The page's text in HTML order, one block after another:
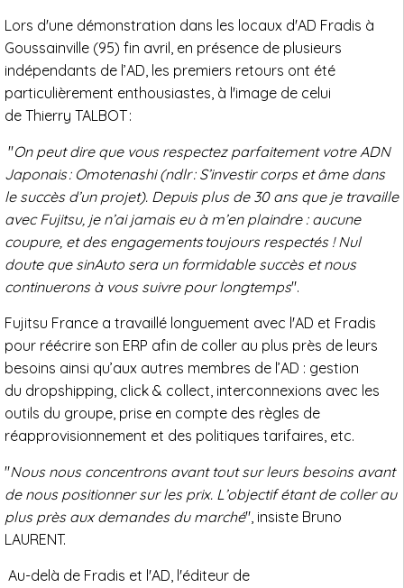
Lors d'une démonstration dans les locaux d'AD Fradis à
Goussainville (95) fin avril, en présence de plusieurs
indépendants de l’AD, les premiers retours ont été
particulièrement enthousiastes, à l'image de celui
de Thierry TALBOT :
"On peut dire que vous respectez parfaitement votre ADN
Japonais : Omotenashi (ndlr : S’investir corps et âme dans
le succès d’un projet). Depuis plus de 30 ans que je travaille
avec Fujitsu, je n’ai jamais eu à m’en plaindre : aucune
coupure, et des engagements toujours respectés ! Nul
doute que sinAuto sera un formidable succès et nous
continuerons à vous suivre pour longtemps".
Fujitsu France a travaillé longuement avec l'AD et Fradis
pour réécrire son ERP afin de coller au plus près de leurs
besoins ainsi qu’aux autres membres de l’AD : gestion
du dropshipping, click & collect, interconnexions avec les
outils du groupe, prise en compte des règles de
réapprovisionnement et des politiques tarifaires, etc.
"Nous nous concentrons avant tout sur leurs besoins avant
de nous positionner sur les prix. L’objectif étant de coller au
plus près aux demandes du marché", insiste Bruno
LAURENT.
Au-delà de Fradis et l'AD, l'éditeur de